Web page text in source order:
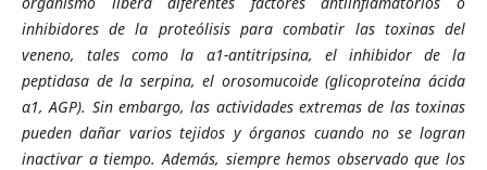
inhibidores de la proteólisis para combatir las toxinas del
veneno, tales como la α1-antitripsina, el inhibidor de la
peptidasa de la serpina, el orosomucoide (glicoproteína ácida
α1, AGP). Sin embargo, las actividades extremas de las toxinas
pueden dañar varios tejidos y órganos cuando no se logran
inactivar a tiempo. Además, siempre hemos observado que los